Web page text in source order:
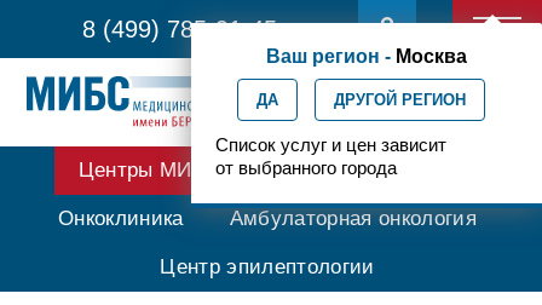
8 (499) 785-91-45
Ваш регион - Москва
ДА ДРУГОЙ РЕГИОН
Список услуг и цен зависит
от выбранного города
Центры МИБС Протонная терапия
Онкоклиника Амбулаторная онкология
Центр эпилептологии